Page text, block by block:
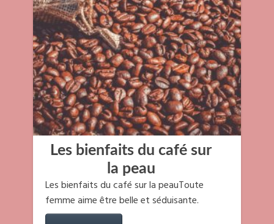
Les bienfaits du café sur
la peau
Les bienfaits du café sur la peauToute
femme aime être belle et séduisante.